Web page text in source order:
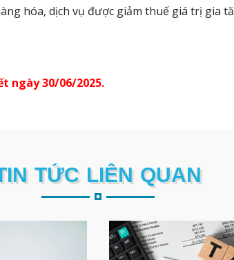
hóa, dịch vụ được giảm thuế giá trị gia
ngày 30/06/2025.
TỨC LIÊN QUAN